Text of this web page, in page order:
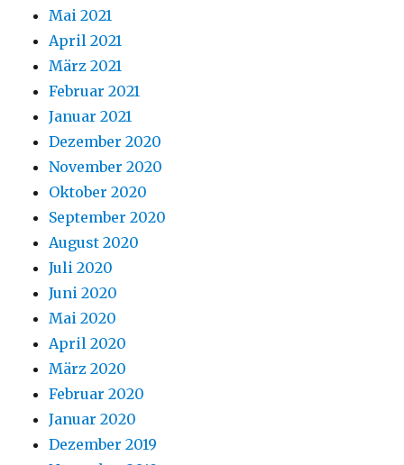
Mai 2021
April 2021
März 2021
Februar 2021
Januar 2021
Dezember 2020
November 2020
Oktober 2020
September 2020
August 2020
Juli 2020
Juni 2020
Mai 2020
April 2020
März 2020
Februar 2020
Januar 2020
Dezember 2019